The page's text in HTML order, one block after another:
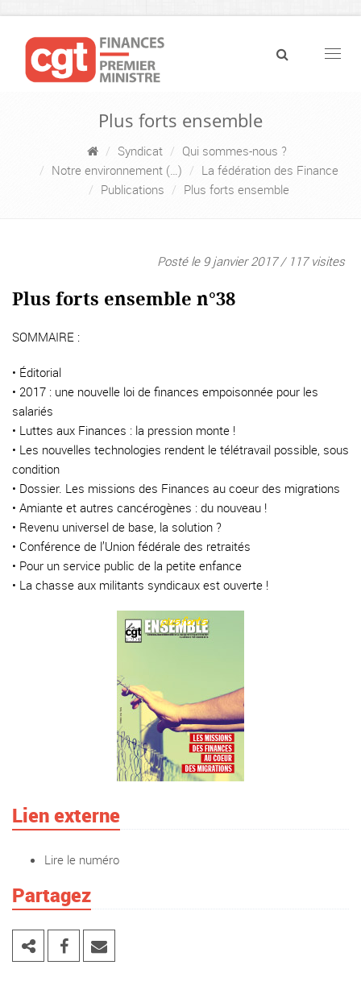
Plus forts ensemble
Syndicat
Qui sommes-nous ?
Notre environnement (…)
La fédération des Finance
Publications
Plus forts ensemble
Posté le 9 janvier 2017 / 117 visites
Plus forts ensemble n°38
SOMMAIRE :
• Éditorial
• 2017 : une nouvelle loi de finances empoisonnée pour les
salariés
• Luttes aux Finances : la pression monte !
• Les nouvelles technologies rendent le télétravail possible, sous
condition
• Dossier. Les missions des Finances au coeur des migrations
• Amiante et autres cancérogènes : du nouveau !
• Revenu universel de base, la solution ?
• Conférence de l’Union fédérale des retraités
• Pour un service public de la petite enfance
• La chasse aux militants syndicaux est ouverte !
Lien externe
Lire le numéro
Partagez